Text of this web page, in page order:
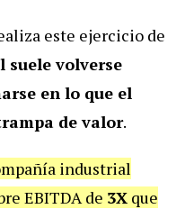
este ejercicio de
suele volverse
en lo que el
de valor.
industrial
EBITDA de 3X que